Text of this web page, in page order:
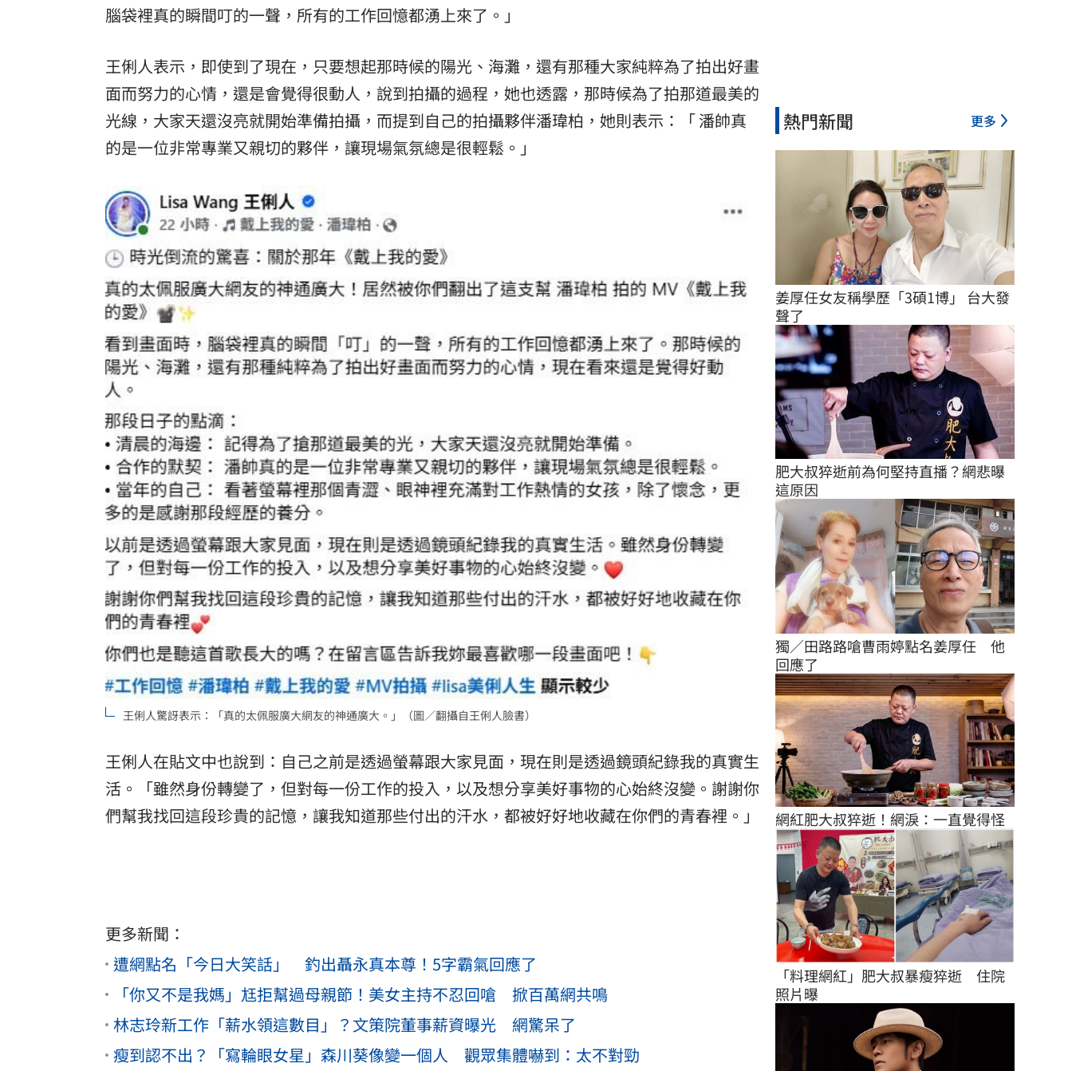
腦袋裡真的瞬間叮的一聲，所有的工作回憶都湧上來了。」
王俐人表示，即使到了現在，只要想起那時候的陽光、海灘，還有那種大家純粹為了拍出好畫
面而努力的心情，還是會覺得很動人，說到拍攝的過程，她也透露，那時候為了拍那道最美的
光線，大家天還沒亮就開始準備拍攝，而提到自己的拍攝夥伴潘瑋柏，她則表示：「 潘帥真
的是一位非常專業又親切的夥伴，讓現場氣氛總是很輕鬆。」
王俐人驚訝表示：「真的太佩服廣大網友的神通廣大。」（圖／翻攝自王俐人臉書）
王俐人在貼文中也說到：自己之前是透過螢幕跟大家見面，現在則是透過鏡頭紀錄我的真實生
活。「雖然身份轉變了，但對每一份工作的投入，以及想分享美好事物的心始終沒變。謝謝你
們幫我找回這段珍貴的記憶，讓我知道那些付出的汗水，都被好好地收藏在你們的青春裡。」
更多新聞：
遭網點名「今日大笑話」 釣出聶永真本尊！5字霸氣回應了
「你又不是我媽」尪拒幫過母親節！美女主持不忍回嗆 掀百萬網共鳴
林志玲新工作「薪水領這數目」？文策院董事薪資曝光 網驚呆了
瘦到認不出？「寫輪眼女星」森川葵像變一個人 觀眾集體嚇到：太不對勁
熱門新聞 更多
姜厚任女友稱學歷「3碩1博」 台大發
聲了
肥大叔猝逝前為何堅持直播？網悲曝
這原因
獨／田路路嗆曹雨婷點名姜厚任　他
回應了
網紅肥大叔猝逝！網淚：一直覺得怪
「料理網紅」肥大叔暴瘦猝逝　住院
照片曝